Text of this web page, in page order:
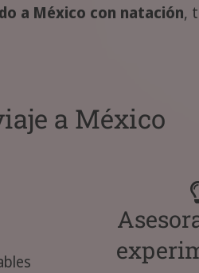
a México con natación,
a México